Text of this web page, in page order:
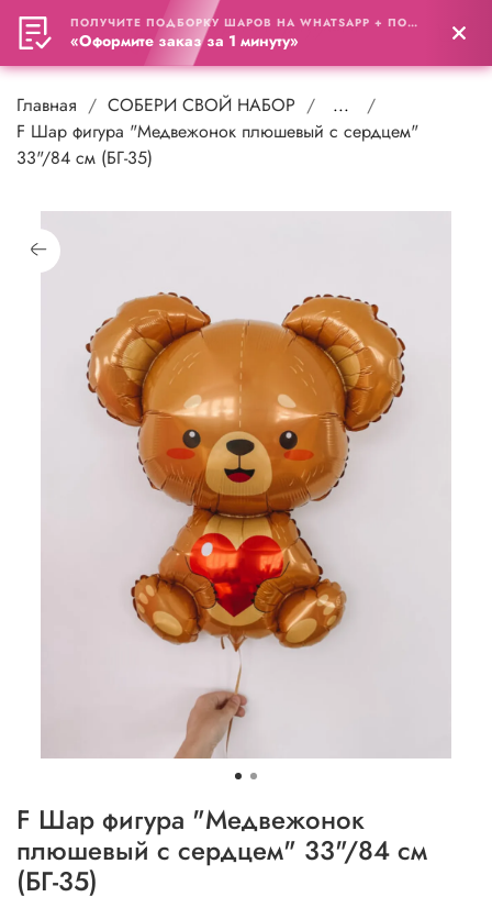
0
Главная СОБЕРИ СВОЙ НАБОР
...
F Шар фигура "Медвежонок плюшевый с сердцем"
33"/84 см (БГ-35)
F Шар фигура "Медвежонок
плюшевый с сердцем" 33"/84 см
(БГ-35)
ПОЛУЧИТЕ ПОДБОРКУ ШАРОВ НА WHATSAPP + ПОДАРОК
«Оформите заказ за 1 минуту»